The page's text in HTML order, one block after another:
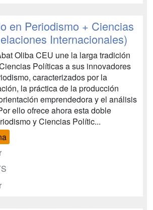
en Periodismo + Ciencias
Internacionales)
Oliba CEU une la larga tradición
Políticas a sus innovadores
caracterizados por la
la práctica de la producción
emprendedora y el análisis
ello ofrece ahora esta doble
y Ciencias Polític...